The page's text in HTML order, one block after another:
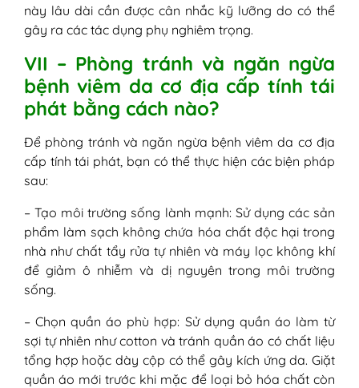
này lâu dài cần được cân nhắc kỹ lưỡng do có thể
gây ra các tác dụng phụ nghiêm trọng.
VII – Phòng tránh và ngăn ngừa
bệnh viêm da cơ địa cấp tính tái
phát bằng cách nào?
Để phòng tránh và ngăn ngừa bệnh viêm da cơ địa
cấp tính tái phát, bạn có thể thực hiện các biện pháp
sau:
– Tạo môi trường sống lành mạnh: Sử dụng các sản
phẩm làm sạch không chứa hóa chất độc hại trong
nhà như chất tẩy rửa tự nhiên và máy lọc không khí
để giảm ô nhiễm và dị nguyên trong môi trường
sống.
– Chọn quần áo phù hợp: Sử dụng quần áo làm từ
sợi tự nhiên như cotton và tránh quần áo có chất liệu
tổng hợp hoặc dày cộp có thể gây kích ứng da. Giặt
quần áo mới trước khi mặc để loại bỏ hóa chất còn